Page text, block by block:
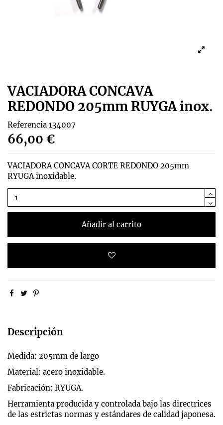
VACIADORA CONCAVA
REDONDO 205mm RUYGA inox.
Referencia 134007
66,00 €
VACIADORA CONCAVA CORTE REDONDO 205mm
RYUGA inoxidable.
Añadir al carrito
Descripción
Medida: 205mm de largo
Material: acero inoxidable.
Fabricación: RYUGA.
Herramienta producida y controlada bajo las directrices
de las estrictas normas y estándares de calidad japonesa.